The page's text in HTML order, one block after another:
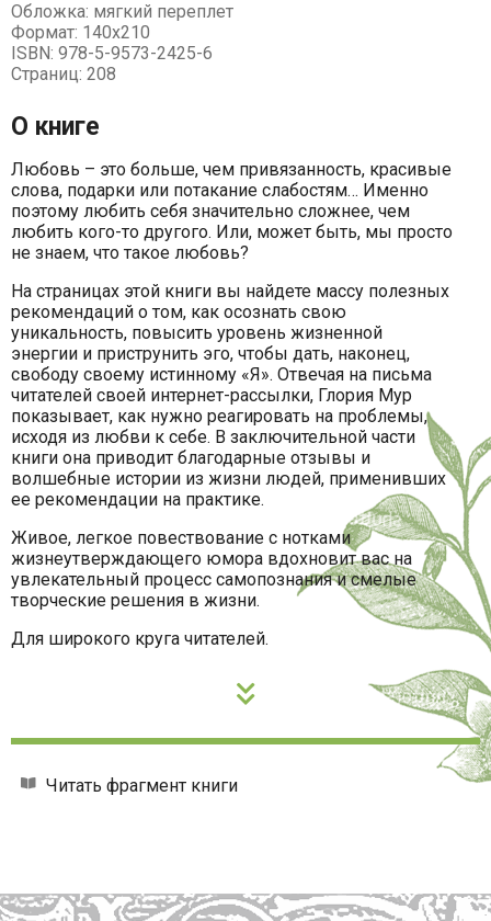
Обложка: мягкий переплет
Формат: 140х210
ISBN: 978-5-9573-2425-6
Страниц: 208
О книге
Любовь – это больше, чем привязанность, красивые
слова, подарки или потакание слабостям… Именно
поэтому любить себя значительно сложнее, чем
любить кого-то другого. Или, может быть, мы просто
не знаем, что такое любовь?
На страницах этой книги вы найдете массу полезных
рекомендаций о том, как осознать свою
уникальность, повысить уровень жизненной
энергии и приструнить эго, чтобы дать, наконец,
свободу своему истинному «Я». Отвечая на письма
читателей своей интернет-рассылки, Глория Мур
показывает, как нужно реагировать на проблемы,
исходя из любви к себе. В заключительной части
книги она приводит благодарные отзывы и
волшебные истории из жизни людей, применивших
ее рекомендации на практике.
Живое, легкое повествование с нотками
жизнеутверждающего юмора вдохновит вас на
увлекательный процесс самопознания и смелые
творческие решения в жизни.
Для широкого круга читателей.
Читать фрагмент книги